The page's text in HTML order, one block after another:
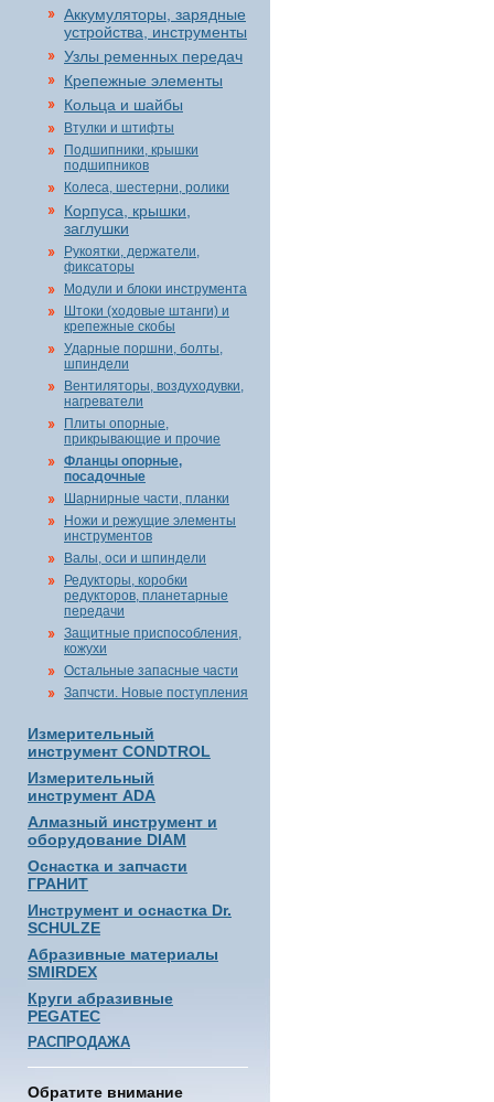
Аккумуляторы, зарядные
устройства, инструменты
Узлы ременных передач
Крепежные элементы
Кольца и шайбы
Втулки и штифты
Подшипники, крышки
подшипников
Колеса, шестерни, ролики
Корпуса, крышки,
заглушки
Рукоятки, держатели,
фиксаторы
Модули и блоки инструмента
Штоки (ходовые штанги) и
крепежные скобы
Ударные поршни, болты,
шпиндели
Вентиляторы, воздуходувки,
нагреватели
Плиты опорные,
прикрывающие и прочие
Фланцы опорные,
посадочные
Шарнирные части, планки
Ножи и режущие элементы
инструментов
Валы, оси и шпиндели
Редукторы, коробки
редукторов, планетарные
передачи
Защитные приспособления,
кожухи
Остальные запасные части
Запчсти. Новые поступления
Измерительный
инструмент CONDTROL
Измерительный
инструмент ADA
Алмазный инструмент и
оборудование DIAM
Оснастка и запчасти
ГРАНИТ
Инструмент и оснастка Dr.
SCHULZE
Абразивные материалы
SMIRDEX
Круги абразивные
PEGATEC
РАСПРОДАЖА
Обратите внимание